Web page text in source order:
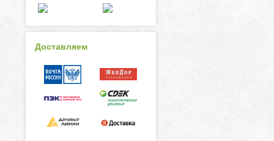
Доставляем